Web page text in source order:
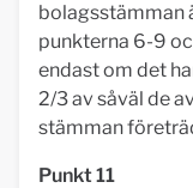
bolagsstämman
punkterna 6-9
endast om det
2/3 av såväl de
stämman
Punkt 11